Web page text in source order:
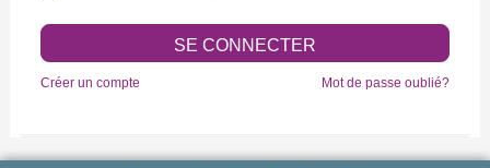
SE CONNECTER
Créer un compte Mot de passe oublié?